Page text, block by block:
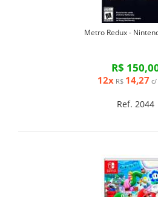
Metro Redux -
R$
12xR$ 14,27
Ref. 2044